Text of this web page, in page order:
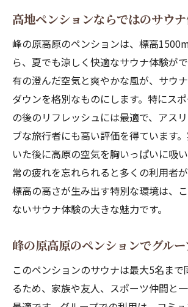
高地ペンションならではのサウ
峰の原高原のペンションは、標高
ら、夏でも涼しく快適なサウナ体験が
有の澄んだ空気と爽やかな風が、サウ
ダウンを格別なものにします。特にス
の後のリフレッシュには最適で、アス
ブな旅行者にも高い評価を得ています
いた後に高原の空気を胸いっぱいに吸
常の疲れを忘れられると多くの利用者が
標高の高さが生み出す特別な環境は、
ないサウナ体験の大きな魅力です。
峰の原高原のペンションでグル
このペンションのサウナは最大5名まで
るため、家族や友人、スポーツ仲間と